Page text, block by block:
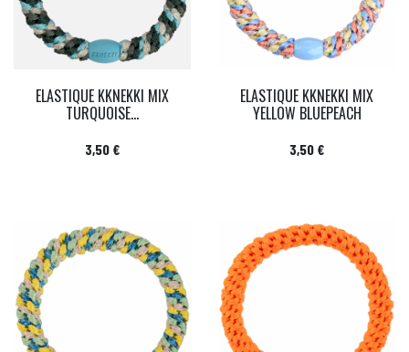
ELASTIQUE KKNEKKI MIX
TURQUOISE...
Prix
3,50 €
ELASTIQUE KKNEKKI MIX
YELLOW BLUEPEACH
Prix
3,50 €